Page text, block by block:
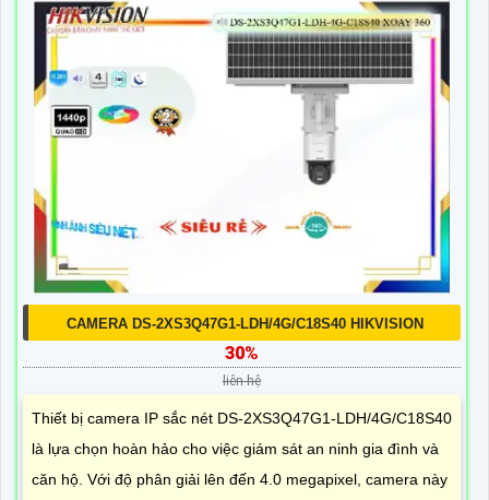
CAMERA DS-2XS3Q47G1-LDH/4G/C18S40 HIKVISION
30%
liên hệ
Thiết bị camera IP sắc nét DS-2XS3Q47G1-LDH/4G/C18S40
là lựa chọn hoàn hảo cho việc giám sát an ninh gia đình và
căn hộ. Với độ phân giải lên đến 4.0 megapixel, camera này